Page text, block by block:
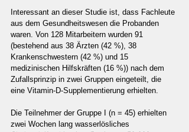
Interessant an dieser Studie ist, dass Fachleute
aus dem Gesundheitswesen die Probanden
waren. Von 128 Mitarbeitern wurden 91
(bestehend aus 38 Ärzten (42 %), 38
Krankenschwestern (42 %) und 15
medizinischen Hilfskräften (16 %)) nach dem
Zufallsprinzip in zwei Gruppen eingeteilt, die
eine Vitamin-D-Supplementierung erhielten.
Die Teilnehmer der Gruppe I (n = 45) erhielten
zwei Wochen lang wasserlösliches